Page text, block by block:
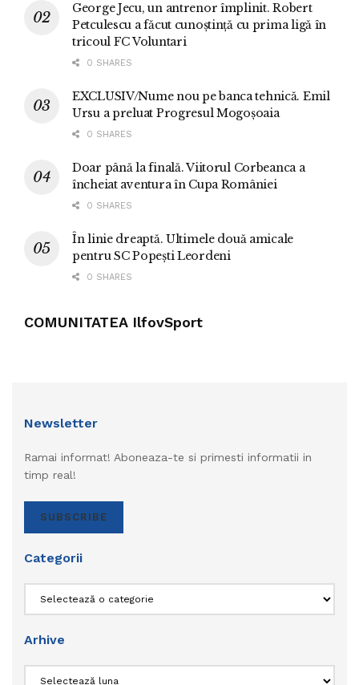
George Jecu, un antrenor împlinit. Robert
Petculescu a făcut cunoștință cu prima ligă în
tricoul FC Voluntari
0 SHARES
EXCLUSIV/Nume nou pe banca tehnică. Emil
Ursu a preluat Progresul Mogoșoaia
0 SHARES
Doar până la finală. Viitorul Corbeanca a
încheiat aventura în Cupa României
0 SHARES
În linie dreaptă. Ultimele două amicale
pentru SC Popești Leordeni
0 SHARES
COMUNITATEA IlfovSport
Newsletter
Ramai informat! Aboneaza-te si primesti informatii in
timp real!
SUBSCRIBE
Categorii
Arhive